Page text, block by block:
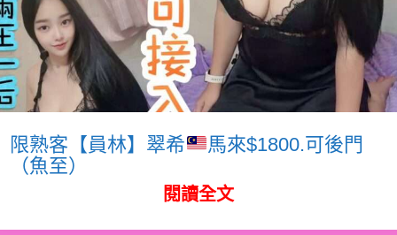
限熟客【員林】翠希
馬來$1800.可後門
（魚至）
閱讀全文